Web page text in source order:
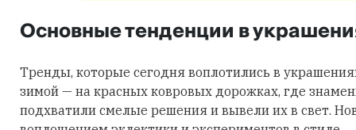
Основные тенденции в
Тренды, которые сегодня воплотились в
зимой — на красных ковровых дорожках, где
подхватили смелые решения и вывели их в свет.